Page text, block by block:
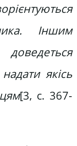
Іншим
якісь
[3, c. 367-